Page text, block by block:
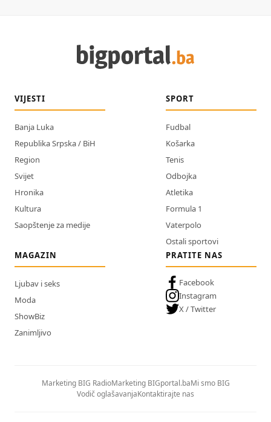
VIJESTI
Banja Luka
Republika Srpska / BiH
Region
Svijet
Hronika
Kultura
Saopštenje za medije
SPORT
Fudbal
Košarka
Tenis
Odbojka
Atletika
Formula 1
Vaterpolo
Ostali sportovi
MAGAZIN
Ljubav i seks
Moda
ShowBiz
Zanimljivo
PRATITE NAS
Facebook
Instagram
X / Twitter
Marketing BIG RadioMarketing BIGportal.baMi smo BIG
Vodič oglašavanjaKontaktirajte nas